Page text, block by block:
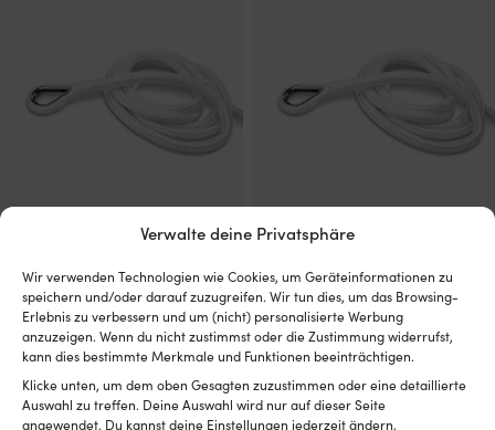
Verwalte deine Privatsphäre
Wir verwenden Technologien wie Cookies, um Geräteinformationen zu
speichern und/oder darauf zuzugreifen. Wir tun dies, um das Browsing-
Erlebnis zu verbessern und um (nicht) personalisierte Werbung
anzuzeigen. Wenn du nicht zustimmst oder die Zustimmung widerrufst,
kann dies bestimmte Merkmale und Funktionen beeinträchtigen.
Klicke unten, um dem oben Gesagten zuzustimmen oder eine detaillierte
Auswahl zu treffen. Deine Auswahl wird nur auf dieser Seite
angewendet. Du kannst deine Einstellungen jederzeit ändern,
Bleiankerleine mit rostfreier
Winch, geflochtenes Polyester,
Ø12 mm, 50 Meter (Blei über
die gesamte Länge – für
Ankerspiele), weiß
369,99€
1 VORRÄTIG (KANN
NACHBESTELLT WERDEN)
Bleiankerleine mit rostfreier
Winch, geflochtenes Polyester,
Ø14 mm, 50 Meter (Blei ganze
Länge – für Ankerwinde), weiß
529,99€
MwSt. inkl.
VERFÜGBAR BEI
NACHBESTELLUNG